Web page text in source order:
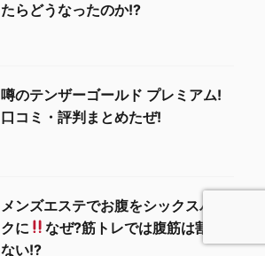
たらどうなったのか!?
噂のテンザーゴールド プレミアム!
口コミ・評判まとめたぜ!
メンズエステでお腹をシックスパッ
クに
なぜ?筋トレでは腹筋は割れ
ない!?